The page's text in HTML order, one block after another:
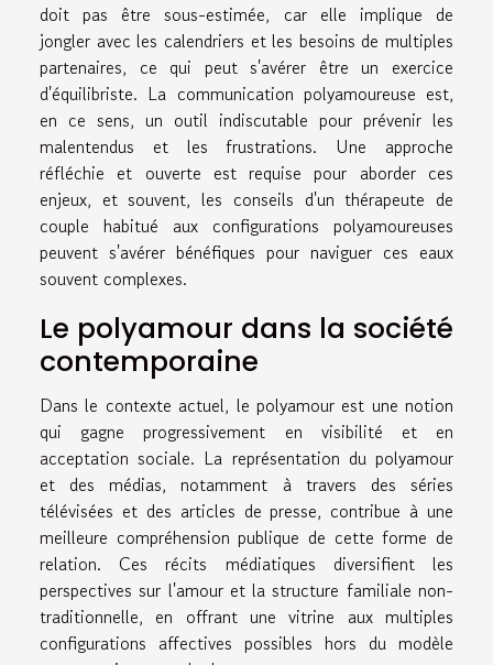
doit pas être sous-estimée, car elle implique de
jongler avec les calendriers et les besoins de multiples
partenaires, ce qui peut s'avérer être un exercice
d'équilibriste. La communication polyamoureuse est,
en ce sens, un outil indiscutable pour prévenir les
malentendus et les frustrations. Une approche
réfléchie et ouverte est requise pour aborder ces
enjeux, et souvent, les conseils d'un thérapeute de
couple habitué aux configurations polyamoureuses
peuvent s'avérer bénéfiques pour naviguer ces eaux
souvent complexes.
Le polyamour dans la société
contemporaine
Dans le contexte actuel, le polyamour est une notion
qui gagne progressivement en visibilité et en
acceptation sociale. La représentation du polyamour
et des médias, notamment à travers des séries
télévisées et des articles de presse, contribue à une
meilleure compréhension publique de cette forme de
relation. Ces récits médiatiques diversifient les
perspectives sur l'amour et la structure familiale non-
traditionnelle, en offrant une vitrine aux multiples
configurations affectives possibles hors du modèle